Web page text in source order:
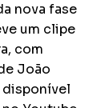
nova fase
um clipe
com
João
disponível